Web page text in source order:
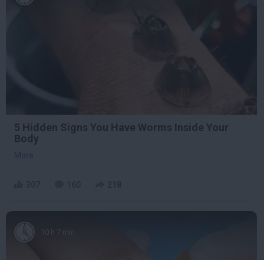
5 Hidden Signs You Have Worms Inside Your
Body
More
10 h 7 min